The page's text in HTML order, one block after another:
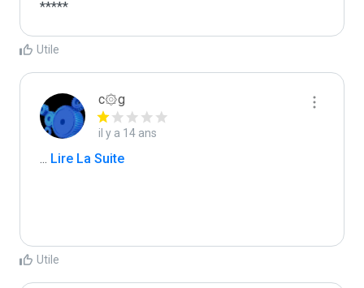
*****
Utile
c۞g
il y a 14 ans
... Lire La Suite
Utile